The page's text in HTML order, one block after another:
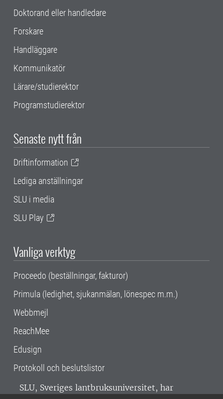
Doktorand eller handledare
Forskare
Handläggare
Kommunikatör
Lärare/studierektor
Programstudierektor
Senaste nytt från
Driftinformation
Lediga anställningar
SLU i media
SLU Play
Vanliga verktyg
Proceedo (beställningar, fakturor)
Primula (ledighet, sjukanmälan, lönespec m.m.)
Webbmejl
ReachMee
Edusign
Protokoll och beslutslistor
SLU, Sveriges lantbruksuniversitet, har